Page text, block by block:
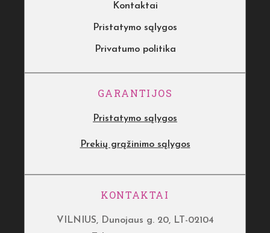
Kontaktai
Pristatymo sąlygos
Privatumo politika
GARANTIJOS
Pristatymo sąlygos
Prekių grąžinimo sąlygos
KONTAKTAI
VILNIUS, Dunojaus g. 20, LT-02104